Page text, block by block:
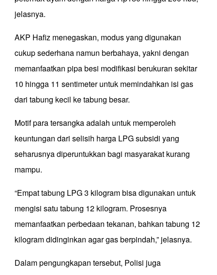
jelasnya.
AKP Hafiz menegaskan, modus yang digunakan
cukup sederhana namun berbahaya, yakni dengan
memanfaatkan pipa besi modifikasi berukuran sekitar
10 hingga 11 sentimeter untuk memindahkan isi gas
dari tabung kecil ke tabung besar.
Motif para tersangka adalah untuk memperoleh
keuntungan dari selisih harga LPG subsidi yang
seharusnya diperuntukkan bagi masyarakat kurang
mampu.
“Empat tabung LPG 3 kilogram bisa digunakan untuk
mengisi satu tabung 12 kilogram. Prosesnya
memanfaatkan perbedaan tekanan, bahkan tabung 12
kilogram didinginkan agar gas berpindah,” jelasnya.
Dalam pengungkapan tersebut, Polisi juga